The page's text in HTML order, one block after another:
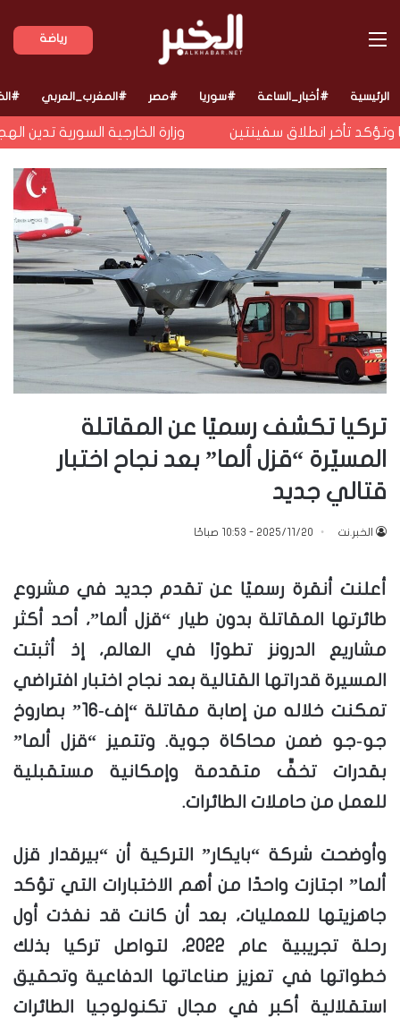
رياضة القائمة
الرئيسية #أخبار_الساعة #سوريا #مصر #المغرب_العربي
تأخر انطلاق سفينتين وزارة الخارجية السورية تدين
تركيا تكشف رسميًا عن المقاتلة
المسيّرة “قزل ألما” بعد نجاح اختبار
قتالي جديد
الخبر.نت 2025/11/20 - 10:53 صباحًا
أعلنت أنقرة رسميًا عن تقدم جديد في مشروع
طائرتها المقاتلة بدون طيار “قزل ألما”، أحد أكثر
مشاريع الدرونز تطورًا في العالم، إذ أثبتت
المسيرة قدراتها القتالية بعد نجاح اختبار افتراضي
تمكنت خلاله من إصابة مقاتلة “إف‑16” بصاروخ
جو‑جو ضمن محاكاة جوية. وتتميز “قزل ألما”
بقدرات تخفٍّ متقدمة وإمكانية مستقبلية
للعمل من حاملات الطائرات.
وأوضحت شركة “بايكار” التركية أن “بيرقدار قزل
ألما” اجتازت واحدًا من أهم الاختبارات التي تؤكد
جاهزيتها للعمليات، بعد أن كانت قد نفذت أول
رحلة تجريبية عام 2022، لتواصل تركيا بذلك
خطواتها في تعزيز صناعاتها الدفاعية وتحقيق
استقلالية أكبر في مجال تكنولوجيا الطائرات